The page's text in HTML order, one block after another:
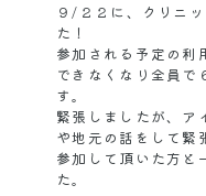
９/２２に、クリニ
た！
参加される予定の利
できなくなり全員で
す。
緊張しましたが、ア
や地元の話をして
参加して頂いた方と
た。